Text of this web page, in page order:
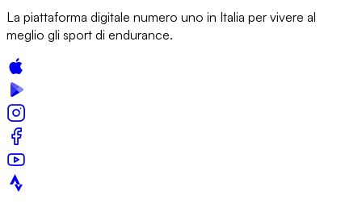
La piattaforma digitale numero uno in Italia per vivere al
meglio gli sport di endurance.